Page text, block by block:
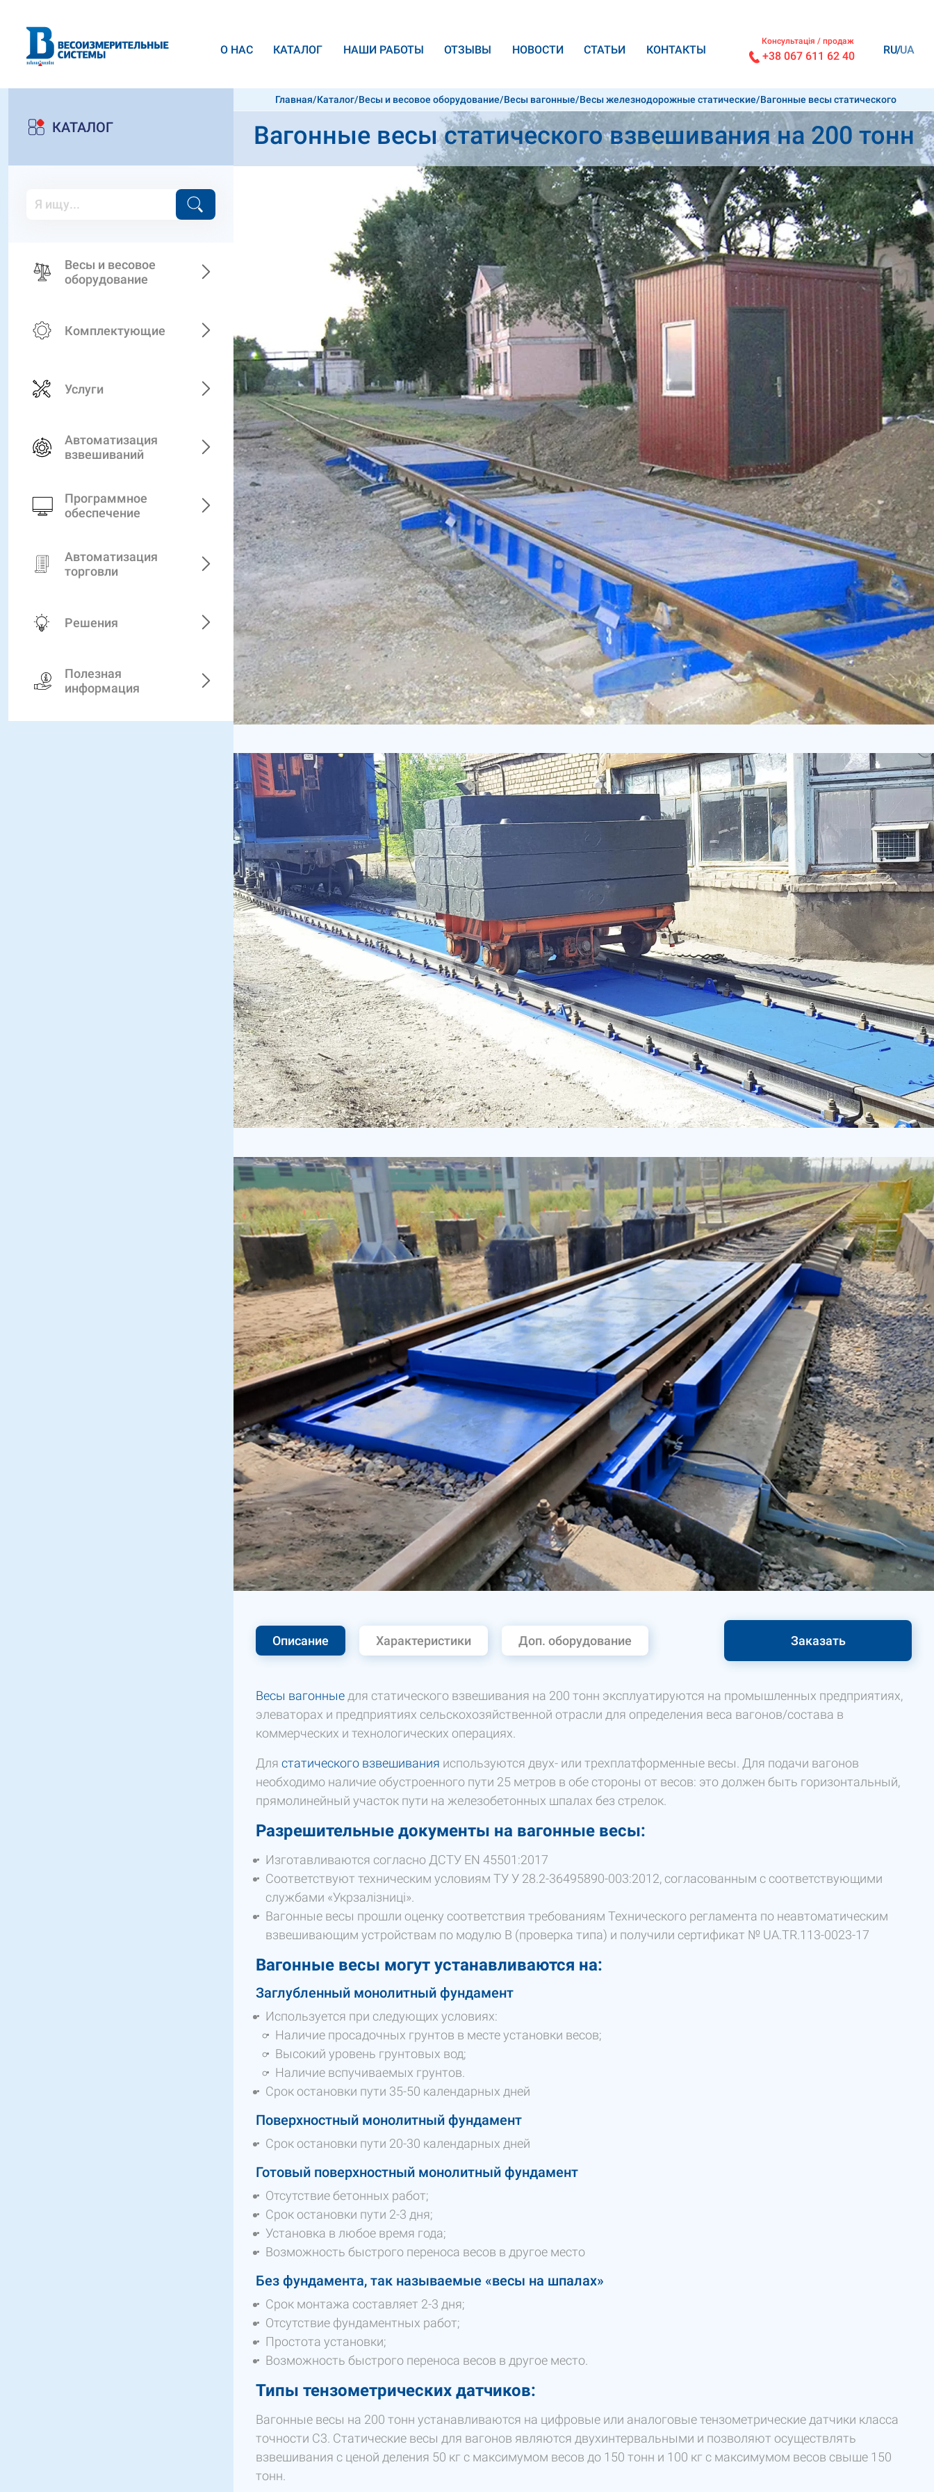
О НАС КАТАЛОГ НАШИ РАБОТЫ ОТЗЫВЫ НОВОСТИ CТАТЬИ КОНТАКТЫ
Консультація / продаж
+38 067 611 62 40 RU UA
КАТАЛОГ
Весы и весовое
оборудование
Комплектующие
Услуги
Автоматизация
взвешиваний
Программное
обеспечение
Автоматизация
торговли
Решения
Полезная
информация
Главная/Каталог/Весы и весовое оборудование/Весы вагонные/Весы железнодорожные статические/Вагонные весы статического
Вагонные весы статического взвешивания на 200 тонн
Описание Характеристики Доп. оборудование Заказать
Весы вагонные для статического взвешивания на 200 тонн эксплуатируются на промышленных предприятиях,
элеваторах и предприятиях сельскохозяйственной отрасли для определения веса вагонов/состава в
коммерческих и технологических операциях.
Для статического взвешивания используются двух- или трехплатформенные весы. Для подачи вагонов
необходимо наличие обустроенного пути 25 метров в обе стороны от весов: это должен быть горизонтальный,
прямолинейный участок пути на железобетонных шпалах без стрелок.
Разрешительные документы на вагонные весы:
Изготавливаются согласно ДСТУ EN 45501:2017
Соответствуют техническим условиям ТУ У 28.2-36495890-003:2012, согласованным с соответствующими
службами «Укрзалізниці».
Вагонные весы прошли оценку соответствия требованиям Технического регламента по неавтоматическим
взвешивающим устройствам по модулю В (проверка типа) и получили сертификат № UA.TR.113-0023-17
Вагонные весы могут устанавливаются на:
Заглубленный монолитный фундамент
Используется при следующих условиях:
Наличие просадочных грунтов в месте установки весов;
Высокий уровень грунтовых вод;
Наличие вспучиваемых грунтов.
Срок остановки пути 35-50 календарных дней
Поверхностный монолитный фундамент
Срок остановки пути 20-30 календарных дней
Готовый поверхностный монолитный фундамент
Отсутствие бетонных работ;
Срок остановки пути 2-3 дня;
Установка в любое время года;
Возможность быстрого переноса весов в другое место
Без фундамента, так называемые «весы на шпалах»
Срок монтажа составляет 2-3 дня;
Отсутствие фундаментных работ;
Простота установки;
Возможность быстрого переноса весов в другое место.
Типы тензометрических датчиков:
Вагонные весы на 200 тонн устанавливаются на цифровые или аналоговые тензометрические датчики класса
точности С3. Статические весы для вагонов являются двухинтервальными и позволяют осуществлять
взвешивания с ценой деления 50 кг с максимумом весов до 150 тонн и 100 кг с максимумом весов свыше 150
тонн.